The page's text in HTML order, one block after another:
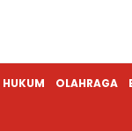
HUKUM OLAHRAGA